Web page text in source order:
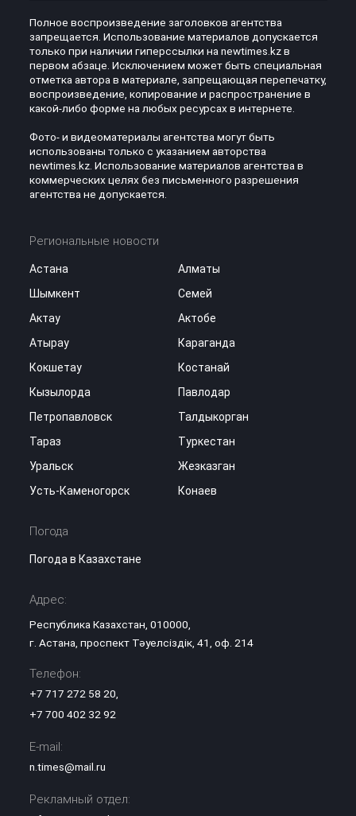
Полное воспроизведение заголовков агентства
запрещается. Использование материалов допускается
только при наличии гиперссылки на newtimes.kz в
первом абзаце. Исключением может быть специальная
отметка автора в материале, запрещающая перепечатку,
воспроизведение, копирование и распространение в
какой-либо форме на любых ресурсах в интернете.
Фото- и видеоматериалы агентства могут быть
использованы только с указанием авторства
newtimes.kz. Использование материалов агентства в
коммерческих целях без письменного разрешения
агентства не допускается.
Региональные новости
Астана
Алматы
Шымкент
Семей
Актау
Актобе
Атырау
Караганда
Кокшетау
Костанай
Кызылорда
Павлодар
Петропавловск
Талдыкорган
Тараз
Туркестан
Уральск
Жезказган
Усть-Каменогорск
Конаев
Погода
Погода в Казахстане
Адрес:
Республика Казахстан, 010000,
г. Астана, проспект Тәуелсіздік, 41, оф. 214
Телефон:
+7 717 272 58 20
+7 700 402 32 92
E-mail:
n.times@mail.ru
Рекламный отдел: